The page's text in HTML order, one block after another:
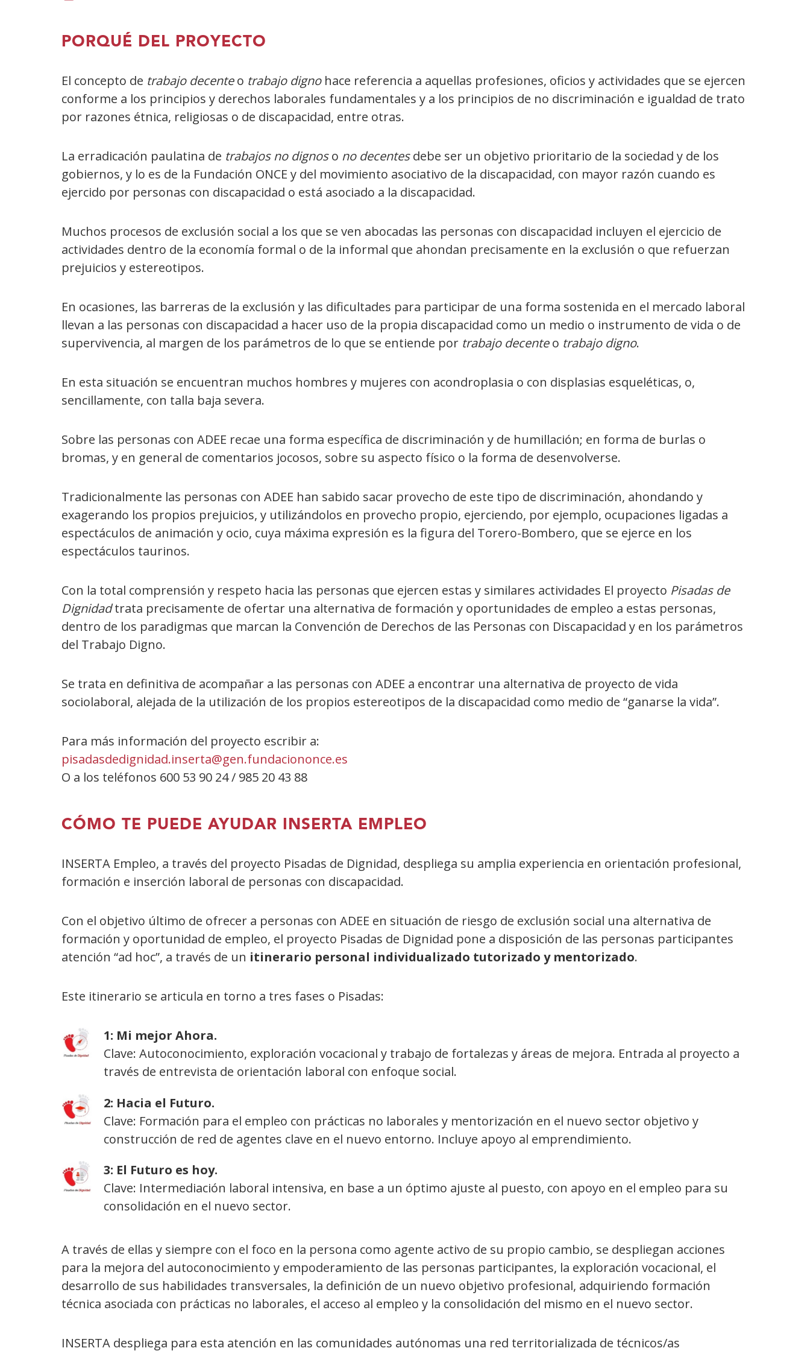
programa
proyecto
'Pisadas
de
ventana)
nova)
PORQUÉ DEL PROYECTO
El concepto de trabajo decenteo trabajo dignohace referencia a aquellas profesiones, oficios y actividades que se ejercen
conforme a los principios y derechos laborales fundamentales y a los principios de no discriminación e igualdad de trato
por razones étnica, religiosas o de discapacidad, entre otras.
La erradicación paulatina de trabajos no dignoso no decentesdebe ser un objetivo prioritario de la sociedad y de los
gobiernos, y lo es de la Fundación ONCE y del movimiento asociativo de la discapacidad, con mayor razón cuando es
ejercido por personas con discapacidad o está asociado a la discapacidad.
Muchos procesos de exclusión social a los que se ven abocadas las personas con discapacidad incluyen el ejercicio de
actividades dentro de la economía formal o de la informal que ahondan precisamente en la exclusión o que refuerzan
prejuicios y estereotipos.
En ocasiones, las barreras de la exclusión y las dificultades para participar de una forma sostenida en el mercado laboral
llevan a las personas con discapacidad a hacer uso de la propia discapacidad como un medio o instrumento de vida o de
supervivencia, al margen de los parámetros de lo que se entiende por trabajo decenteo trabajo digno.
En esta situación se encuentran muchos hombres y mujeres con acondroplasia o con displasias esqueléticas, o,
sencillamente, con talla baja severa.
Sobre las personas con ADEE recae una forma específica de discriminación y de humillación; en forma de burlas o
bromas, y en general de comentarios jocosos, sobre su aspecto físico o la forma de desenvolverse.
Tradicionalmente las personas con ADEE han sabido sacar provecho de este tipo de discriminación, ahondando y
exagerando los propios prejuicios, y utilizándolos en provecho propio, ejerciendo, por ejemplo, ocupaciones ligadas a
espectáculos de animación y ocio, cuya máxima expresión es la figura del Torero-Bombero, que se ejerce en los
espectáculos taurinos.
Con la total comprensión y respeto hacia las personas que ejercen estas y similares actividades El proyecto Pisadas de
Dignidadtrata precisamente de ofertar una alternativa de formación y oportunidades de empleo a estas personas,
dentro de los paradigmas que marcan la Convención de Derechos de las Personas con Discapacidad y en los parámetros
del Trabajo Digno.
Se trata en definitiva de acompañar a las personas con ADEE a encontrar una alternativa de proyecto de vida
sociolaboral, alejada de la utilización de los propios estereotipos de la discapacidad como medio de “ganarse la vida”.
Para más información del proyecto escribir a:
pisadasdedignidad.inserta@gen.fundaciononce.es
O a los teléfonos 600 53 90 24 / 985 20 43 88
CÓMO TE PUEDE AYUDAR INSERTA EMPLEO
INSERTA Empleo, a través del proyecto Pisadas de Dignidad, despliega su amplia experiencia en orientación profesional,
formación e inserción laboral de personas con discapacidad.
Con el objetivo último de ofrecer a personas con ADEE en situación de riesgo de exclusión social una alternativa de
formación y oportunidad de empleo, el proyecto Pisadas de Dignidad pone a disposición de las personas participantes
atención “ad hoc”, a través de un itinerario personal individualizado tutorizado y mentorizado.
Este itinerario se articula en torno a tres fases o Pisadas:
Pisada
1: Mi mejor Ahora.
Clave: Autoconocimiento, exploración vocacional y trabajo de fortalezas y áreas de mejora. Entrada al proyecto a
través de entrevista de orientación laboral con enfoque social.
Pisada
2: Hacia el Futuro.
Clave: Formación para el empleo con prácticas no laborales y mentorización en el nuevo sector objetivo y
construcción de red de agentes clave en el nuevo entorno. Incluye apoyo al emprendimiento.
Pisada
3: El Futuro es hoy.
Clave: Intermediación laboral intensiva, en base a un óptimo ajuste al puesto, con apoyo en el empleo para su
consolidación en el nuevo sector.
A través de ellas y siempre con el foco en la persona como agente activo de su propio cambio, se despliegan acciones
para la mejora del autoconocimiento y empoderamiento de las personas participantes, la exploración vocacional, el
desarrollo de sus habilidades transversales, la definición de un nuevo objetivo profesional, adquiriendo formación
técnica asociada con prácticas no laborales, el acceso al empleo y la consolidación del mismo en el nuevo sector.
INSERTA despliega para esta atención en las comunidades autónomas una red territorializada de técnicos/as